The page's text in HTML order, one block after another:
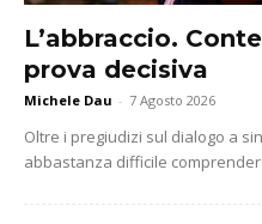
L’abbraccio.
prova decisiva
Michele Dau - 7 Agosto 2026
Oltre i pregiudizi sul dialogo a
abbastanza difficile